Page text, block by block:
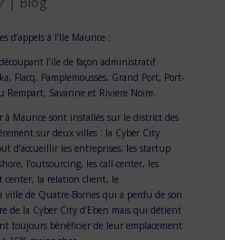
d’appels à l’Ile Maurice :
l’ile de façon administratif
Flacq, Pamplemousses, Grand Port, Port-
Rempart, Savanne et Riviere Noire.
à Maurice sont installés sur le district des
sur deux villes : la Cyber City
d’accueillir les entreprises, les startup
l’outsourcing, les call-center, les
center, la relation client, le
de Quatre-Bornes qui a perdu de son
de la Cyber City d’Eben mais qui détient
toujours bénéficier de leur emplacement